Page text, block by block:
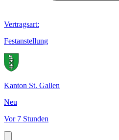
Vertragsart:
Festanstellung
Kanton St. Gallen
Neu
Vor 7 Stunden